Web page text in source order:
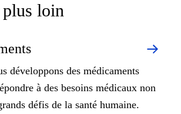
loin
développons des médicaments
à des besoins médicaux non
défis de la santé humaine.